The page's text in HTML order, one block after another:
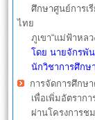
ศึกษาศูนย์การเ
ไทย
ภูเขา“แม่ฟ้าหลว
โดย นายจักรพัน
นักวิชาการศึกษ
การจัดการศึกษ
เพื่อเพิ่มอัตรากา
ผ่านโครงการช